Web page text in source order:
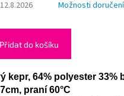
12.8.2026 Možnosti doručení
Přidat do košíku
kepr, 64% polyester 33%
praní 60°C